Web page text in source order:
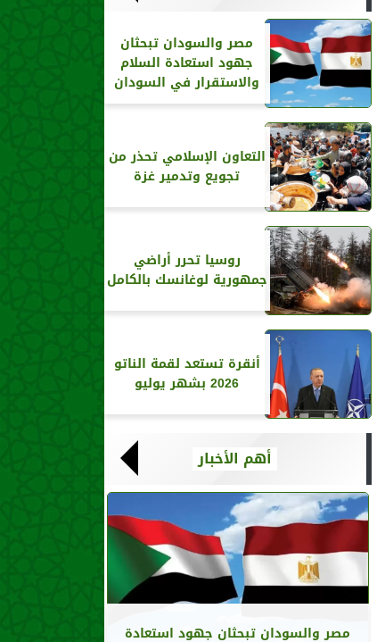
مصر والسودان تبحثان
جهود استعادة السلام
والاستقرار في السودان
التعاون الإسلامي تحذر من
تجويع وتدمير غزة
روسيا تحرر أراضي
جمهورية لوغانسك بالكامل
أنقرة تستعد لقمة الناتو
2026 بشهر يوليو
أهم الأخبار
مصر والسودان تبحثان جهود استعادة